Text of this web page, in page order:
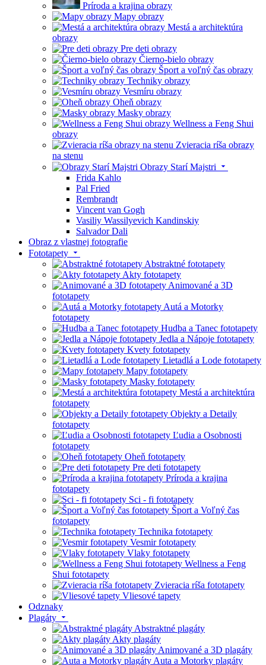
Príroda a krajina obrazy
Mapy obrazy
Mestá a architektúra
obrazy
Pre deti obrazy
Čierno-bielo obrazy
Šport a voľný čas obrazy
Techniky obrazy
Vesmíru obrazy
Oheň obrazy
Masky obrazy
Wellness a Feng Shui
obrazy
Zvieracia ríša obrazy
na stenu
Obrazy Starí Majstri
Frida Kahlo
Pal Fried
Rembrandt
Vincent van Gogh
Vasiliy Wassilyevich Kandinskiy
Salvador Dali
Obraz z vlastnej fotografie
Fototapety
Abstraktné fototapety
Akty fototapety
Animované a 3D
fototapety
Autá a Motorky
fototapety
Hudba a Tanec fototapety
Jedla a Nápoje fototapety
Kvety fototapety
Lietadlá a Lode fototapety
Mapy fototapety
Masky fototapety
Mestá a architektúra
fototapety
Objekty a Detaily
fototapety
Ľudia a Osobnosti
fototapety
Oheň fototapety
Pre deti fototapety
Príroda a krajina
fototapety
Sci - fi fototapety
Šport a Voľný čas
fototapety
Technika fototapety
Vesmir fototapety
Vlaky fototapety
Wellness a Feng
Shui fototapety
Zvieracia ríša fototapety
Vliesové tapety
Odznaky
Plagáty
Abstraktné plagáty
Akty plagáty
Animované a 3D plagáty
Auta a Motorky plagáty